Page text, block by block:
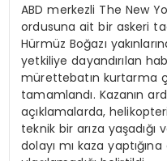
ABD merkezli The New
ordusuna ait bir askeri
Hürmüz Boğazı
yetkiliye dayandırılan
mürettebatın kurtarma
tamamlandı. Kazanın
açıklamalarda,
teknik bir arıza
dolayı mı kaza